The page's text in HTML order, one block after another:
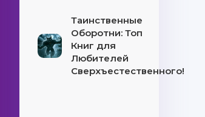
Таинственные
Оборотни: Топ
Книг для
Любителей
Сверхъестественного!